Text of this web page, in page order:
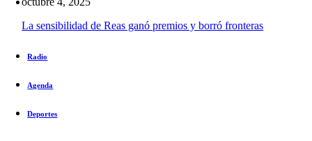
La sensibilidad de Reas ganó premios y borró fronteras
Radio
Agenda
Deportes